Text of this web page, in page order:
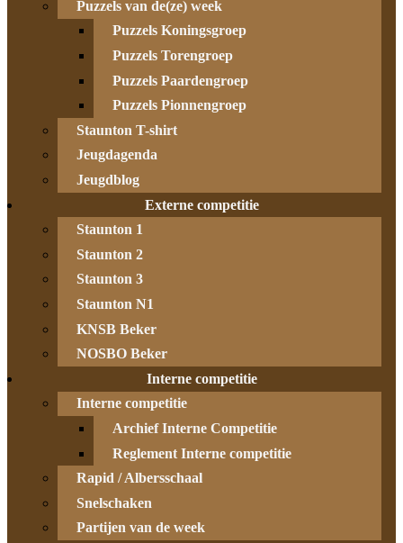
Puzzels van de(ze) week
Puzzels Koningsgroep
Puzzels Torengroep
Puzzels Paardengroep
Puzzels Pionnengroep
Staunton T-shirt
Jeugdagenda
Jeugdblog
Externe competitie
Staunton 1
Staunton 2
Staunton 3
Staunton N1
KNSB Beker
NOSBO Beker
Interne competitie
Interne competitie
Archief Interne Competitie
Reglement Interne competitie
Rapid / Albersschaal
Snelschaken
Partijen van de week